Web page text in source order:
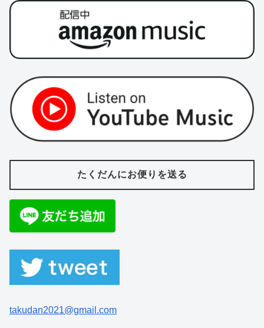
たくだんにお便りを送る
takudan2021@gmail.com